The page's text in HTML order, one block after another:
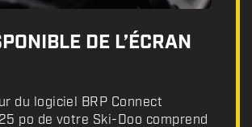
DE L’ÉCRAN
du logiciel BRP Connect
po de votre Ski-Doo comprend